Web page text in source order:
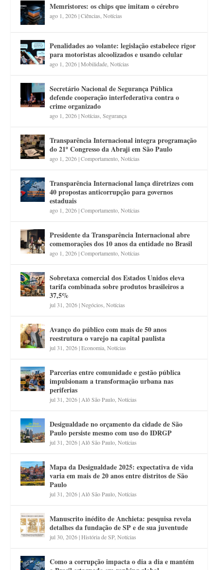
Memristores: os chips que imitam o cérebro
ago 1, 2026|Ciências ,Notícias
Penalidades ao volante: legislação estabelece rigor
para motoristas alcoolizados e usando celular
ago 1, 2026|Mobilidade ,Notícias
Secretário Nacional de Segurança Pública
defende cooperação interfederativa contra o
crime organizado
ago 1, 2026|Notícias ,Segurança
Transparência Internacional integra programação
do 21º Congresso da Abraji em São Paulo
ago 1, 2026|Comportamento ,Notícias
Transparência Internacional lança diretrizes com
40 propostas anticorrupção para governos
estaduais
ago 1, 2026|Comportamento ,Notícias
Presidente da Transparência Internacional abre
comemorações dos 10 anos da entidade no Brasil
ago 1, 2026|Comportamento ,Notícias
Sobretaxa comercial dos Estados Unidos eleva
tarifa combinada sobre produtos brasileiros a
37,5%
jul 31, 2026|Negócios ,Notícias
Avanço do público com mais de 50 anos
reestrutura o varejo na capital paulista
jul 31, 2026|Economia ,Notícias
Parcerias entre comunidade e gestão pública
impulsionam a transformação urbana nas
periferias
jul 31, 2026| Alô São Paulo ,Notícias
Desigualdade no orçamento da cidade de São
Paulo persiste mesmo com uso do IDRGP
jul 31, 2026| Alô São Paulo ,Notícias
Mapa da Desigualdade 2025: expectativa de vida
varia em mais de 20 anos entre distritos de São
Paulo
jul 31, 2026| Alô São Paulo ,Notícias
Manuscrito inédito de Anchieta: pesquisa revela
detalhes da fundação de SP e de sua juventude
jul 30, 2026|História de SP,Notícias
Como a corrupção impacta o dia a dia e mantém